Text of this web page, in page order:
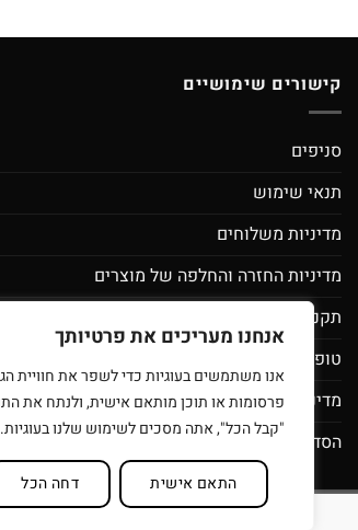
אנחנו מעריכים את פרטיותך
אנו משתמשים בעוגיות כדי לשפר את חוויית
פרסומות או תוכן מותאם אישית, ולנתח את
"קבל הכל", אתה מסכים לשימוש שלנו בעוגיות.
התאם אישית דחה הכל
קישורים שימושיים
סניפים
תנאי שימוש
מדיניות משלוחים
מדיניות החזרה והחלפה של מוצרים
תקנון מועדון לקוחות ספירלה- מסובבים את
טופס בקשת מחיקת פרטי משתמש
מדיניות פרטיות
הסדרי נגישות
תנאי שימוש בית עץ לילדים רוצים להיות